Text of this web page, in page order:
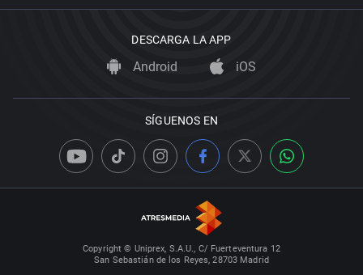
DESCARGA LA APP
Android iOS
SÍGUENOS EN
Copyright © Uniprex, S.A.U., C/ Fuerteventura 12
San Sebastián de los Reyes, 28703 Madrid